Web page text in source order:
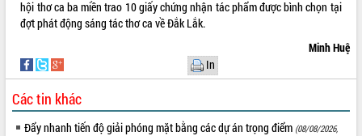
hội thơ ca ba miền trao 10 giấy chứng nhận tác phẩm được bình chọn tại
đợt phát động sáng tác thơ ca về Đắk Lắk.
Minh Huệ
In
Các tin khác
Đẩy nhanh tiến độ giải phóng mặt bằng các dự án trọng điểm (08/08/2026,